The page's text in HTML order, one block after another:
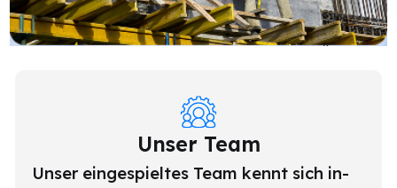
Unser Team
Unser eingespieltes Team kennt sich in-